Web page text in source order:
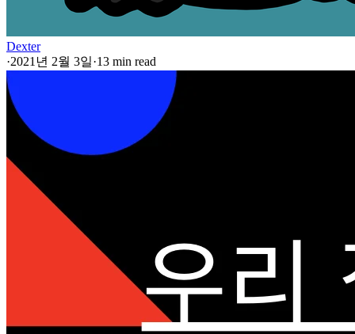
Dexter
·2021년 2월 3일·13 min read